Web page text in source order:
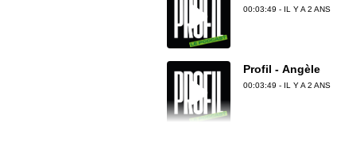
00:03:49 - IL Y A 2 ANS
Profil - Angèle
00:03:49 - IL Y A 2 ANS